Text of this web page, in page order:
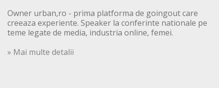
Owner urban,ro - prima platforma de goingout care
creeaza experiente. Speaker la conferinte nationale pe
teme legate de media, industria online, femei.
» Mai multe detalii